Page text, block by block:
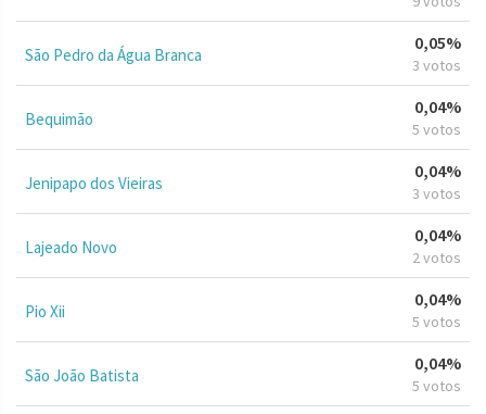
São Pedro da Água Branca
0,05%
3 votos
Bequimão
0,04%
5 votos
Jenipapo dos Vieiras
0,04%
3 votos
Lajeado Novo
0,04%
2 votos
Pio Xii
0,04%
5 votos
São João Batista
0,04%
5 votos